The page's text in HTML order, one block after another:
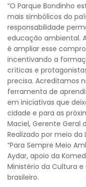
“O Parque Bondinho
mais simbólicos do
responsabilidade
educação ambiental.
é ampliar esse
incentivando a
críticas e
precisa. Acreditamos
ferramenta de
em iniciativas que
cidade e para as
Maciel, Gerente Geral
Realizado por meio
“Para Sempre Meio
Aydar, apoio da
Ministério da Cultura e
brasileiro.